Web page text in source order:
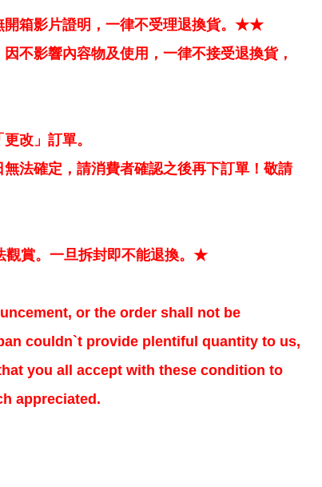
開箱影片證明，一律不受理退換貨。★★
不影響內容物及使用，一律不接受退換貨，
改」訂單。
法確定，請消費者確認之後再下訂單！敬請
觀賞。一旦拆封即不能退換。★
or the order shall not be
couldn`t provide plentiful quantity to us,
you all accept with these condition to
appreciated.